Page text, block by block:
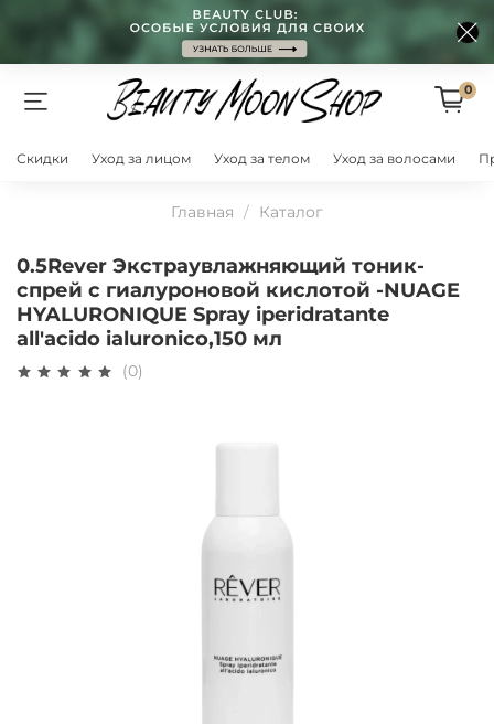
0
Скидки Уход за лицом Уход за телом Уход за волосами
Главная Каталог
0.5Rever Экстраувлажняющий тоник-
спрей с гиалуроновой кислотой -NUAGE
HYALURONIQUE Spray iperidratante
all'acido ialuronico,150 мл
(0)